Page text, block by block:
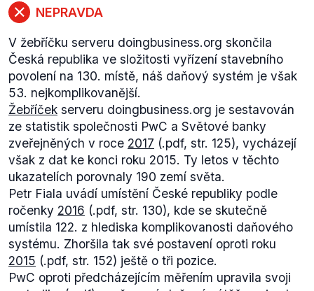
Rozporem v publikovaných údajích se rovněž
zabývala
Údaje o předpokládaném nárůstu tržeb jsou
obsaženy i v důvodové zprávě vládního
návrhuzákona(.pdf, str. 29) o evidenci tržeb, ale
nejedná se o stovky procent, jak Babiš dříve
popisoval.
NEPRAVDA
V žebříčku serveru doingbusiness.org skončila
Česká republika ve složitosti vyřízení stavebního
povolení na 130. místě, náš daňový systém je však
53. nejkomplikovanější.
Žebříček serveru doingbusiness.org je sestavován
ze statistik společnosti PwC a Světové banky
zveřejněných v roce 2017 (.pdf, str. 125), vycházejí
však z dat ke konci roku 2015. Ty letos v těchto
ukazatelích porovnaly 190 zemí světa.
Petr Fiala uvádí umístění České republiky podle
ročenky 2016 (.pdf, str. 130), kde se skutečně
umístila 122. z hlediska komplikovanosti daňového
systému. Zhoršila tak své postavení oproti roku
2015 (.pdf, str. 152) ještě o tři pozice.
PwC oproti předcházejícím měřením upravila svoji